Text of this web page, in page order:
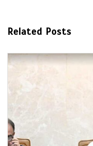
Related Posts